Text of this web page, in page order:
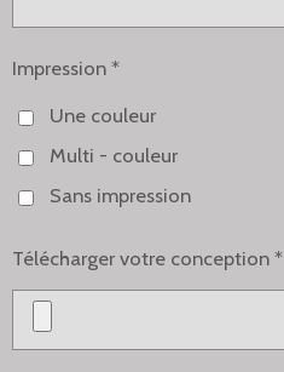
Impression *
Une couleur
Multi - couleur
Sans impression
Télécharger votre conception *